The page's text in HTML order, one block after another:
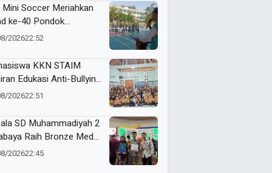
Mini Soccer Meriahkan
ke-40 Pondok
Al-Ishlah
202622:52
KKN STAIM
Edukasi Anti-Bullying
Tamanprijek,
202622:51
SD Muhammadiyah 2
Raih Bronze Medal
Award 2026
202622:45